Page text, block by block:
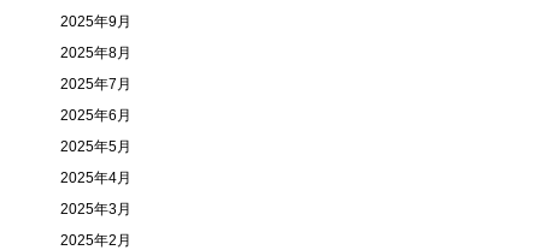
2025年9月
2025年8月
2025年7月
2025年6月
2025年5月
2025年4月
2025年3月
2025年2月